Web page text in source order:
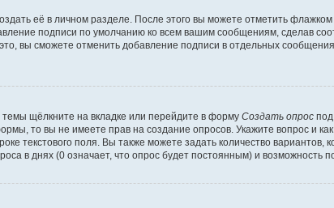
её в личном разделе. После этого вы можете отметить флажком
подписи по умолчанию ко всем вашим сообщениям, сделав
вы сможете отменить добавление подписи в отдельных
щёлкните на вкладке или перейдите в форму Создать опрос
то вы не имеете прав на создание опросов. Укажите вопрос и
текстового поля. Вы также можете задать количество вариантов,
в днях (0 означает, что опрос будет постоянным) и возможность